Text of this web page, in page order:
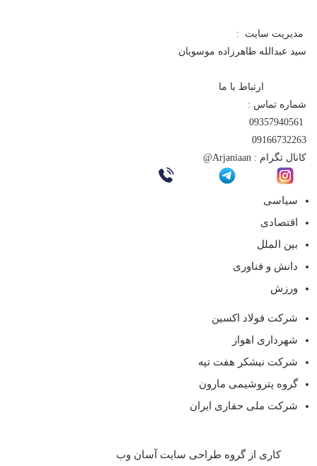
مدیریت سایت :
سید عبدالله طاهرزاده موسویان
ارتباط با ما
شماره تماس :
09166732263
کانال تگرام : Arjaniaan@
سیاسی
اقتصادی
بین الملل
دانش و فناوری
ورزش
شرکت فولاد اکسین
شهرداری اهواز
شرکت نیشکر هفت تپه
گروه پتروشیمی مارون
شرکت ملی حفاری ایران
کاری از گروه طراحی سایت آسان وب